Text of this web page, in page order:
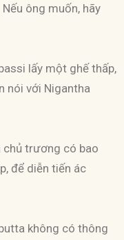
ông muốn, hãy
lấy một ghế thấp,
nói với Nigantha
chủ trương có bao
để diễn tiến ác
không có thông